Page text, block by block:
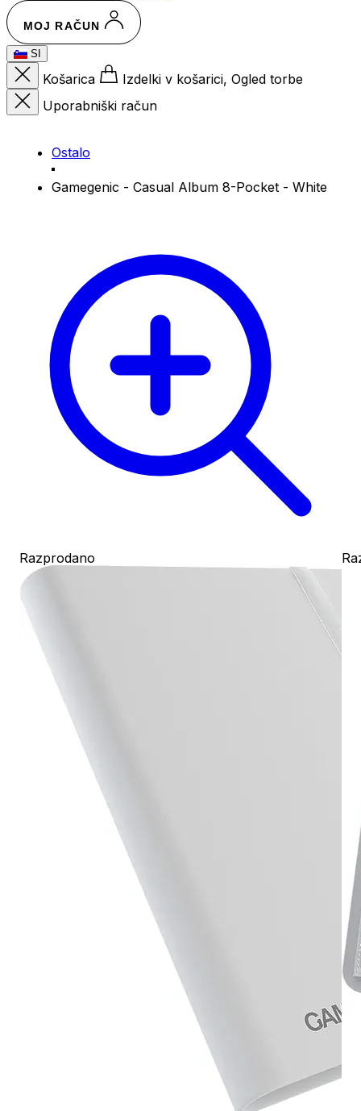
MOJ RAČUN
SI
Košarica
Izdelki v košarici, Ogled torbe
Uporabniški račun
Ostalo
Gamegenic - Casual Album 8-Pocket - White
Razprodano